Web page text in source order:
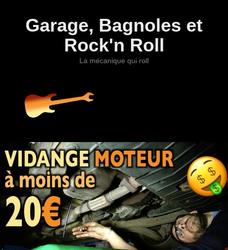
Garage, Bagnoles et
Rock'n Roll
La mécanique qui roll